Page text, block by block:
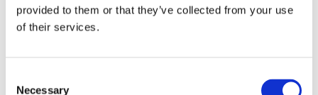
provided to them or that they’ve collected from your use
of their services.
Necessary